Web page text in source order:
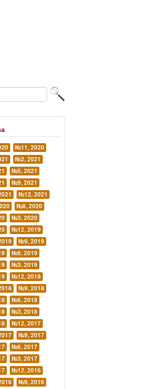
№11, 2020
№2, 2021
№5, 2021
№9, 2021
№12, 2021
№8, 2020
№3, 2020
№12, 2019
№9, 2019
№6, 2019
№3, 2019
№12, 2018
№9, 2018
№6, 2018
№3, 2018
№12, 2017
№9, 2017
№6, 2017
№3, 2017
№12, 2016
№9, 2016